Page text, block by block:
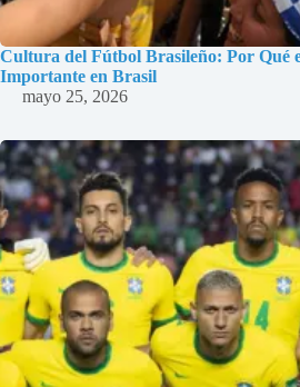
Cultura del Fútbol Brasileño: Por Qué
Importante en Brasil
mayo 25, 2026